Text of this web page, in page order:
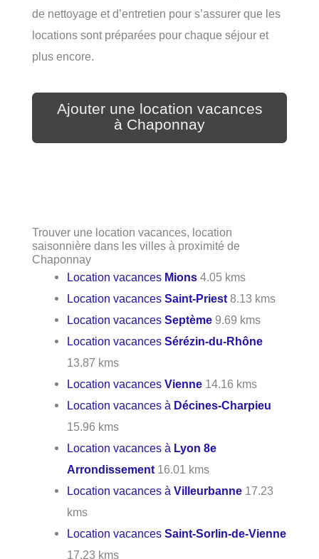
de nettoyage et d’entretien pour s’assurer que les
locations sont préparées pour chaque séjour et
plus encore.
Ajouter une location vacances
à Chaponnay
Trouver une location vacances, location
saisonnière dans les villes à proximité de
Chaponnay
Location vacances Mions 4.05 kms
Location vacancesSaint-Priest 8.13 kms
Location vacancesSeptème 9.69 kms
Location vacancesSérézin-du-Rhône
13.87 kms
Location vacancesVienne 14.16 kms
Location vacances à Décines-Charpieu
15.96 kms
Location vacances à Lyon 8e
Arrondissement 16.01 kms
Location vacances àVilleurbanne 17.23
kms
Location vacancesSaint-Sorlin-de-Vienne
17.23 kms